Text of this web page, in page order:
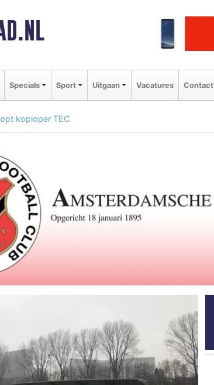
Specials Sport Uitgaan Vacatures Contact
koploper TEC